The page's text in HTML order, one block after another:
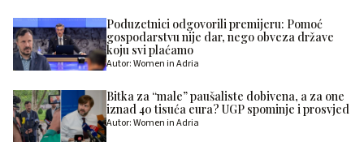
Poduzetnici odgovorili premijeru: Pomoć
gospodarstvu nije dar, nego obveza države
koju svi plaćamo
Autor: Women in Adria
Bitka za “male” paušaliste dobivena, a za one
iznad 40 tisuća eura? UGP spominje i prosvjed
Autor: Women in Adria